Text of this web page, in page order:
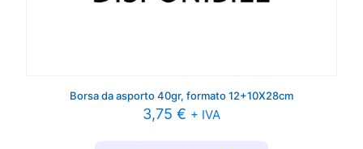
Borsa da asporto 40gr, formato 12+10X28cm
3,75 € + IVA